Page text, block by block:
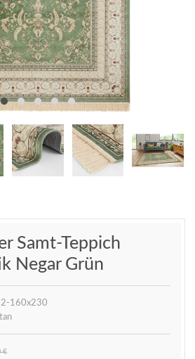
Samt-Teppich
Negar Grün
160x230
€